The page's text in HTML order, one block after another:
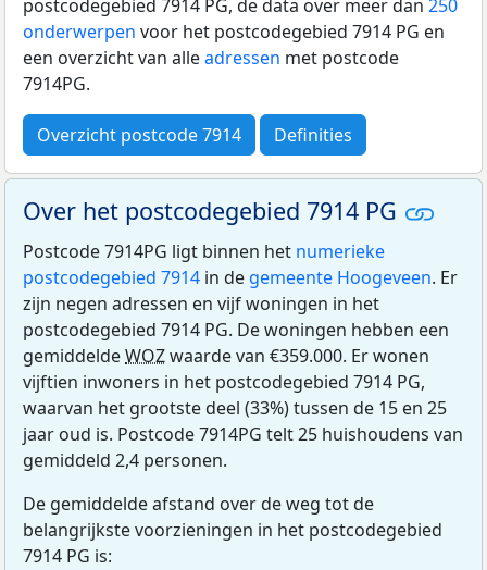
postcodegebied 7914 PG, de data over meer dan 250
onderwerpen voor het postcodegebied 7914 PG en
een overzicht van alleadressen met postcode
7914PG.
Overzicht postcode 7914 Definities
Over het postcodegebied 7914 PG
Postcode 7914PG ligt binnen het numerieke
postcodegebied 7914 in de gemeente Hoogeveen. Er
zijn negen adressen en vijf woningen in het
postcodegebied 7914 PG. De woningen hebben een
gemiddeldeWOZwaarde van €359.000. Er wonen
vijftien inwoners in het postcodegebied 7914 PG,
waarvan het grootste deel (33%) tussen de 15 en 25
jaar oud is. Postcode 7914PG telt 25 huishoudens van
gemiddeld 2,4 personen.
De gemiddelde afstand over de weg tot de
belangrijkste voorzieningen in het postcodegebied
7914 PG is: